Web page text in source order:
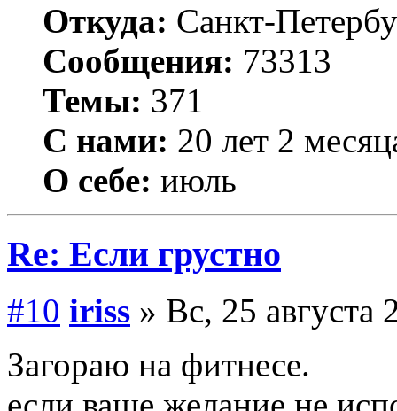
Откуда: Санкт-
Сообщения: 73313
Темы: 371
С нами: 20 лет 2
О себе: июль
Re: Если грустно
#10 iriss » Вс, 25 августа
Загораю на фитнесе.